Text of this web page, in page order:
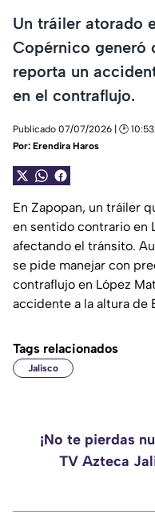
Un tráiler atorado
Copérnico generó
reporta un
en el contraflujo.
Publicado 07/07/2026 | 🕑 10:53
Por: Erendira Haros
En Zapopan, un tráiler
en sentido contrario en
afectando el tránsito.
se pide manejar con
contraflujo en López
accidente a la altura de
Tags relacionados
Jalisco
¡No te pierdas
TV Azteca